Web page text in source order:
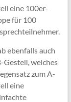
eine 100er-
für 100
ebenfalls auch
Gestell, welches
zum A-
eine